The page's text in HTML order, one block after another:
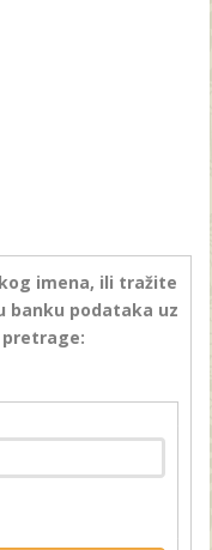
imena, ili tražite
banku podataka uz
pretrage: